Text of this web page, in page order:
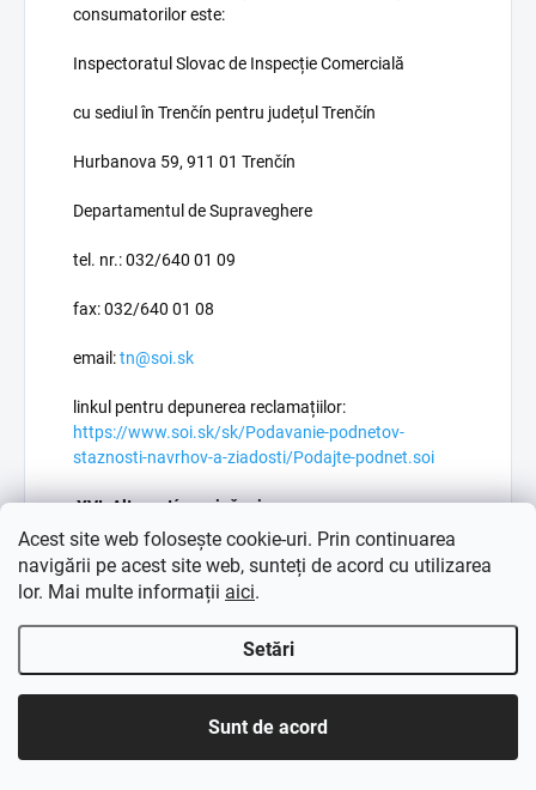
Acest site web folosește cookie-uri. Prin continuarea
navigării pe acest site web, sunteți de acord cu utilizarea
lor. Mai multe informații aici.
Setări
Sunt de acord
consumatorilor este:
Inspectoratul Slovac de Inspecție Comercială
cu sediul în Trenčín pentru județul Trenčín
Hurbanova 59, 911 01 Trenčín
Departamentul de Supraveghere
tel. nr.: 032/640 01 09
fax: 032/640 01 08
email:tn@soi.sk
linkul pentru depunerea reclamațiilor:
https://www.soi.sk/sk/Podavanie-podnetov-
staznosti-navrhov-a-ziadosti/Podajte-podnet.soi
XVI. Alternatívne riešenie sporov
16.1. În cazul în care consumatorul nu este mulțumit
de modul în care Vânzătorul a gestionat reclamația
sa sau consideră că Vânzătorul i-a încălcat
drepturile, Cumpărătorul are dreptul de a contacta
Vânzătorul cu o cerere de despăgubire. Dacă
Vânzătorul răspunde negativ la cererea
anterioară sau nu răspunde la o astfel de cerere în
termen de 30 de zile de la data trimiterii acesteia